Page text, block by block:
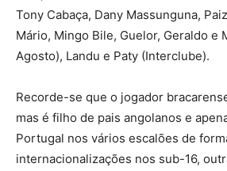
Tony Cabaça, Dany Massunguna,
Mário, Mingo Bile, Guelor, Geraldo e
Agosto), Landu e Paty (Interclube).
Recorde-se que o jogador
mas é filho de pais angolanos e
Portugal nos vários escalões de
internacionalizações nos sub-16,